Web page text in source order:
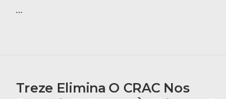
…
Treze Elimina O CRAC Nos